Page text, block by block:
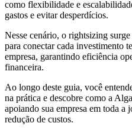
como flexibilidade e
gastos e evitar desperdícios.
Nesse cenário, o rightsizing
para conectar cada investimento
empresa, garantindo eficiência
financeira.
Ao longo deste guia, você
na prática e descobre como a
apoiando sua empresa em toda a
redução de custos.